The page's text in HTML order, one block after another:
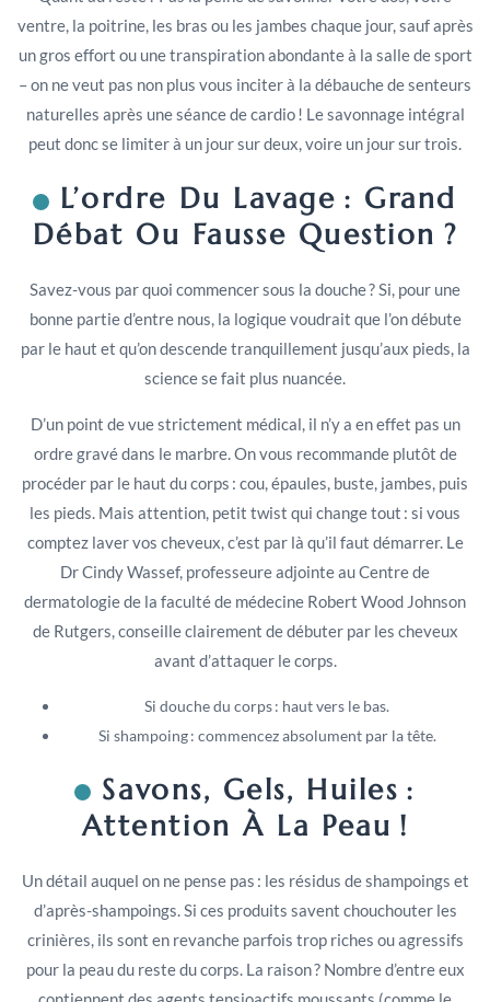
ventre, la poitrine, les bras ou les jambes chaque jour, sauf après
un gros effort ou une transpiration abondante à la salle de sport
– on ne veut pas non plus vous inciter à la débauche de senteurs
naturelles après une séance de cardio ! Le savonnage intégral
peut donc se limiter à un jour sur deux, voire un jour sur trois.
L’ordre Du Lavage : Grand
Débat Ou Fausse Question ?
Savez-vous par quoi commencer sous la douche ? Si, pour une
bonne partie d’entre nous, la logique voudrait que l’on débute
par le haut et qu’on descende tranquillement jusqu’aux pieds, la
science se fait plus nuancée.
D’un point de vue strictement médical, il n’y a en effet pas un
ordre gravé dans le marbre. On vous recommande plutôt de
procéder par le haut du corps : cou, épaules, buste, jambes, puis
les pieds. Mais attention, petit twist qui change tout : si vous
comptez laver vos cheveux, c’est par là qu’il faut démarrer. Le
Dr Cindy Wassef, professeure adjointe au Centre de
dermatologie de la faculté de médecine Robert Wood Johnson
de Rutgers, conseille clairement de débuter par les cheveux
avant d’attaquer le corps.
Si douche du corps : haut vers le bas.
Si shampoing : commencez absolument par la tête.
Savons, Gels, Huiles :
Attention À La Peau !
Un détail auquel on ne pense pas : les résidus de shampoings et
d’après-shampoings. Si ces produits savent chouchouter les
crinières, ils sont en revanche parfois trop riches ou agressifs
pour la peau du reste du corps. La raison ? Nombre d’entre eux